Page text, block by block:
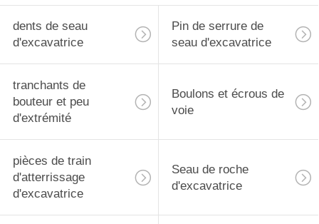
dents de seau
d'excavatrice
Pin de serrure de
seau d'excavatrice
tranchants de
bouteur et peu
d'extrémité
Boulons et écrous de
voie
pièces de train
d'atterrissage
d'excavatrice
Seau de roche
d'excavatrice